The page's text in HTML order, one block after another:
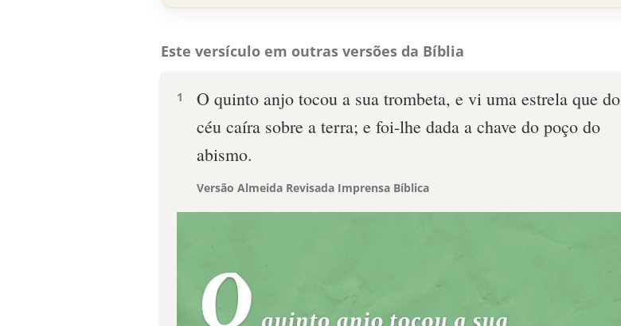
Este versículo em outras versões da Bíblia
1
O quinto anjo tocou a sua trombeta, e vi uma estrela que do
céu caíra sobre a terra; e foi-lhe dada a chave do poço do
abismo.
Versão Almeida Revisada Imprensa Bíblica